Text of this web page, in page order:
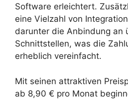
Software erleichtert.
eine Vielzahl von
darunter die Anbindung an
Schnittstellen, was die
erheblich vereinfacht.
Mit seinen attraktiven
ab 8,90 € pro Monat